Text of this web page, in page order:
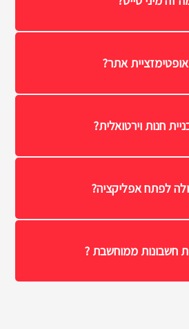
אתר?
חנות וירטואלית?
לפתח אפליקציה?
חשבונות ממוחשבת ?